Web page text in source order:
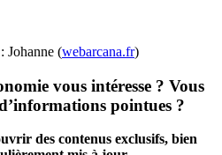
Johanne (webarcana.fr)
vous intéresse ? Vous
pointues ?
des contenus exclusifs, bien